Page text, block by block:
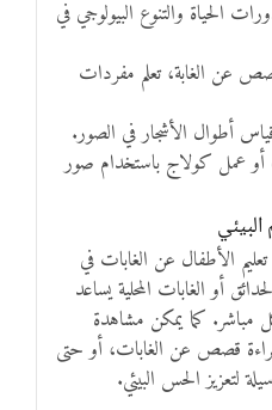
الحياة والتنوع البيولوجي في
عن الغابة، تعلم مفردات
أطوال الأشجار في الصور.
عمل كولاج باستخدام صور
الأطفال عن الغابات في
أو الغابات المحلية يساعد
مباشر. كما يمكن مشاهدة
قراءة قصص عن الغابات، أو حتى
لتعزيز الحس البيئي.